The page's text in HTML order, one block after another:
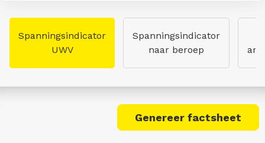
Spanningsindicator
UWV
Spanningsindicator
naar beroep
Genereer factsheet